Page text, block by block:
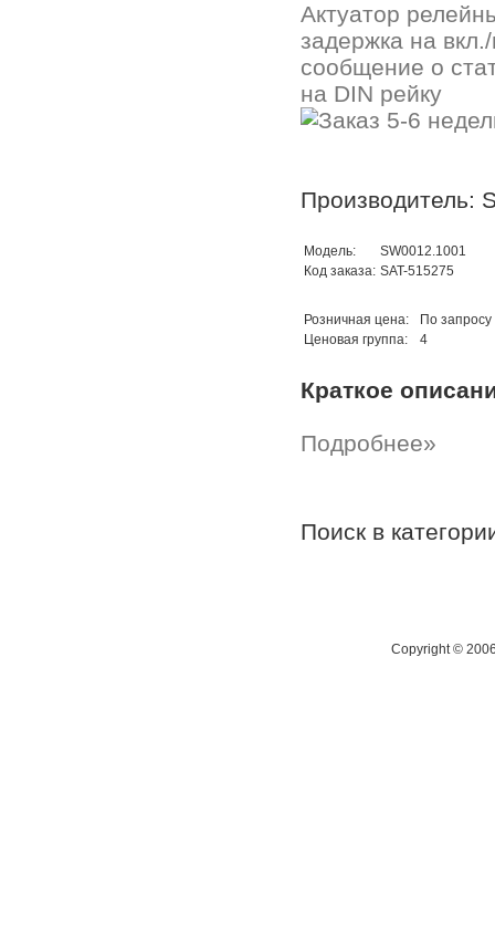
Актуатор
задержка на
сообщение о
на DIN рейку
Производитель:
Модель:
SW0012.1001
Код заказа: SAT-515275
Розничная цена:
По запросу
Ценовая группа:
4
Краткое
Подробнее»
Поиск в
Copyright ©